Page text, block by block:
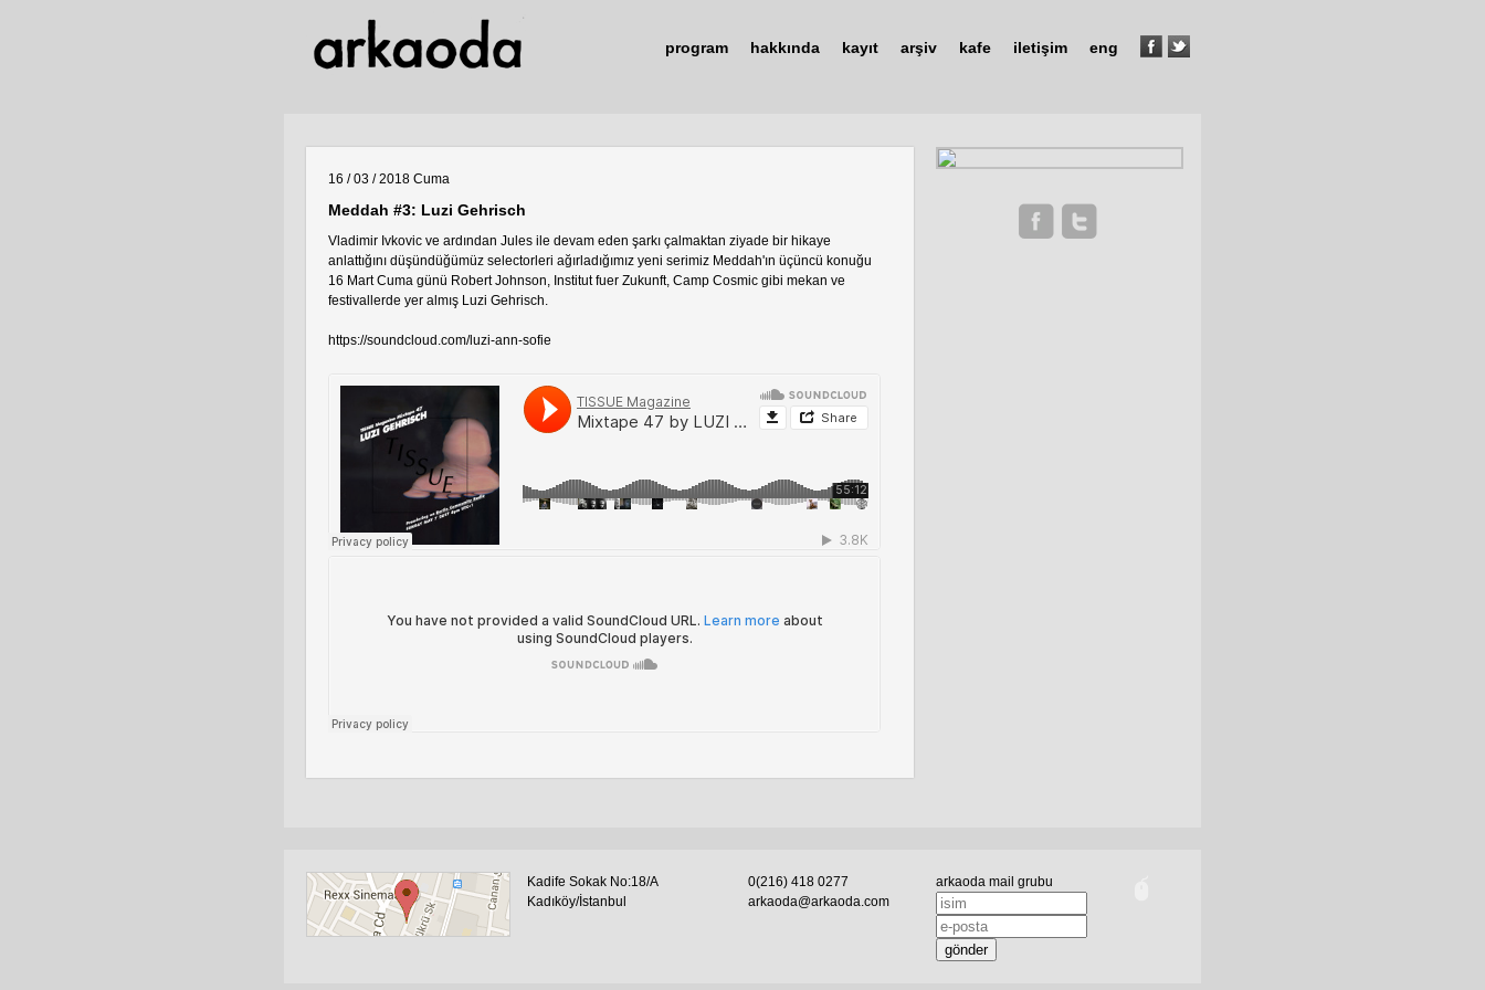
program hakkında kayıt arşiv kafe iletişim eng
16 / 03 / 2018 Cuma
Meddah #3: Luzi Gehrisch
Vladimir Ivkovic ve ardından Jules ile devam eden şarkı çalmaktan ziyade bir hikaye
anlattığını düşündüğümüz selectorleri ağırladığımız yeni serimiz Meddah'ın üçüncü konuğu
16 Mart Cuma günü Robert Johnson, ​Institut fuer Zukunft, Camp Cosmic gibi mekan ve
festivallerde yer almış Luzi Gehrisch.
https://soundcloud.com/luzi-ann-sofie
Kadife Sokak No:18/A
Kadıköy/İstanbul
0(216) 418 0277
arkaoda@arkaoda.com
arkaoda mail grubu